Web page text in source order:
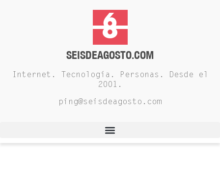
SEISDEAGOSTO.COM
Internet. Tecnología. Personas. Desde el
2001.
ping@seisdeagosto.com